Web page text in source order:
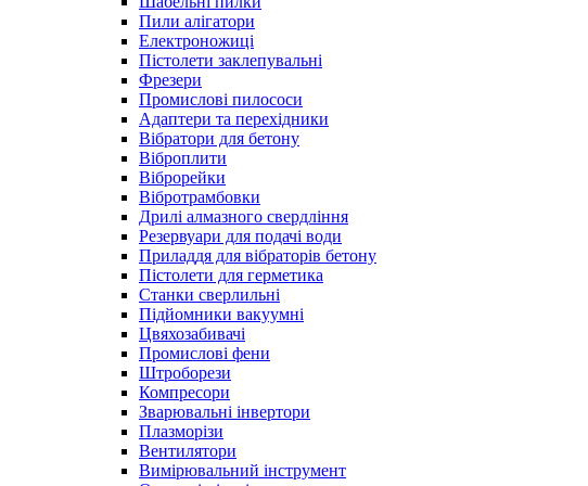
Пили алігатори
Електроножиці
Пістолети заклепувальні
Фрезери
Промислові пилососи
Адаптери та перехідники
Вібратори для бетону
Віброплити
Віброрейки
Вібротрамбовки
Дрилі алмазного свердління
Резервуари для подачі води
Приладдя для вібраторів бетону
Пістолети для герметика
Станки сверлильні
Підйомники вакуумні
Цвяхозабивачі
Промислові фени
Штроборези
Компресори
Зварювальні інвертори
Плазморізи
Вентилятори
Вимірювальний інструмент